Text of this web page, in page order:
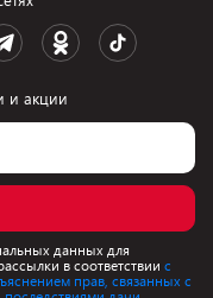
и акции
данных для
в соответствии с
прав, связанных с